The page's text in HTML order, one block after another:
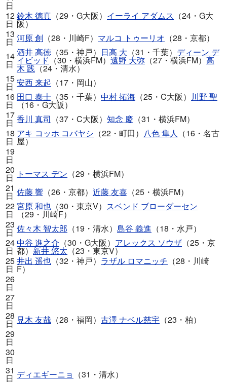
日
12
日
鈴木 徳真 （29・G大阪） イーライ アダムス （24・G大
阪）
13
日 河原 創 （28・川崎F） マルコ トゥーリオ （28・京都）
14
日
酒井 高徳 （35・神戸） 日高 大 （31・千葉） ディーン デ
イビッド（30・横浜FM）遠野 大弥 （27・横浜FM）高
木 践（24・清水）
15
日 安西 来起 （17・岡山）
16
日
田口 泰士 （35・千葉） 中村 拓海 （25・C大阪） 川野 聖
（16・G大阪）
17
日 香川 真司 （37・C大阪） 知念 慶 （31・横浜FM）
18
日
アキ コッホ コバヤシ （22・町田） 八色 隼人 （16・名古
屋）
19
日
20
日 トーマス デン （29・横浜FM）
21
日 佐藤 響 （26・京都） 近藤 友喜 （25・横浜FM）
22
日
宮原 和也 （30・東京V） スベンド ブローダーセン
（29・川崎F）
23
日 佐々木 智太郎 （19・清水） 島谷 義進 （18・水戸）
24
日
中谷 進之介 （30・G大阪） アレックス ソウザ （25・京
都）新井 悠太 （23・東京V）
25
日
井出 遥也 （32・神戸） ラザル ロマニッチ （28・川崎
F）
26
日
27
日
28
日 見木 友哉 （28・福岡） 古澤 ナベル慈宇 （23・柏）
29
日
30
日
31
日 ディエギーニョ （31・清水）